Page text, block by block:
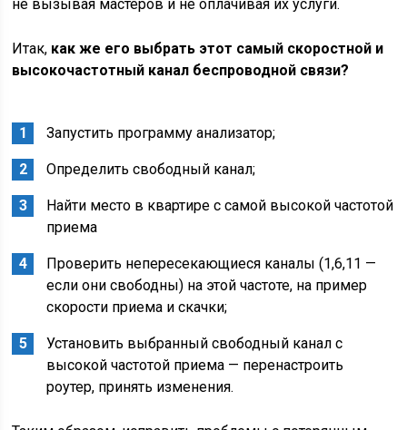
не вызывая мастеров и не оплачивая их услуги.
Итак, как же его выбрать этот самый скоростной и
высокочастотный канал беспроводной связи?
Запустить программу анализатор;
Определить свободный канал;
Найти место в квартире с самой высокой частотой
приема
Проверить непересекающиеся каналы (1,6,11 —
если они свободны) на этой частоте, на пример
скорости приема и скачки;
Установить выбранный свободный канал с
высокой частотой приема — перенастроить
роутер, принять изменения.